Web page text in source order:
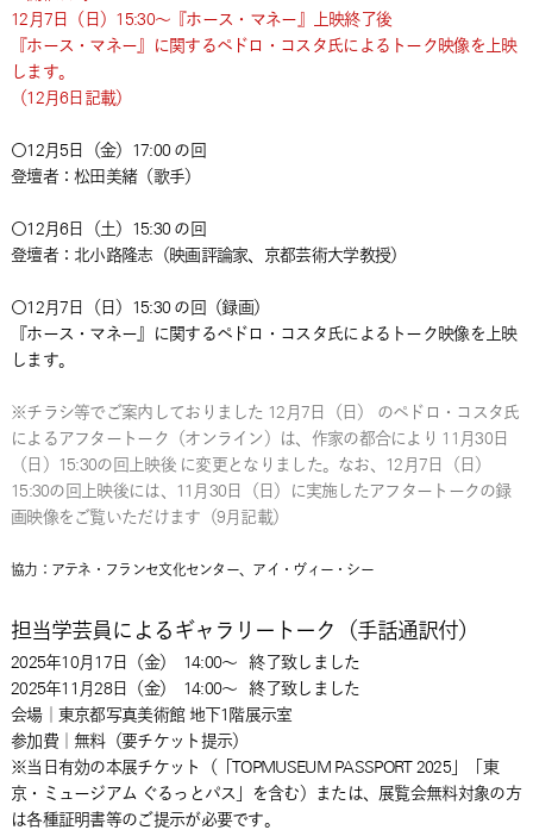
12月7日（日）15:30～『ホース・マネー』上映終了後
『ホース・マネー』に関するペドロ・コスタ氏によるトーク映像を上映
します。
（12月6日記載）
〇12月5日（金）17:00 の回
登壇者：松田美緒（歌手）
〇12月6日（土）15:30 の回
登壇者：北小路隆志（映画評論家、京都芸術大学教授）
〇12月7日（日）15:30 の回（録画）
『ホース・マネー』に関するペドロ・コスタ氏によるトーク映像を上映
します。
※チラシ等でご案内しておりました 12月7日（日） のペドロ・コスタ氏
によるアフタートーク（オンライン）は、作家の都合により 11月30日
（日）15:30の回上映後 に変更となりました。なお、12月7日（日）
15:30の回上映後には、11月30日（日）に実施したアフタートークの録
画映像をご覧いただけます（9月記載）
協力：アテネ・フランセ文化センター、アイ・ヴィー・シー
担当学芸員によるギャラリートーク（手話通訳付）
2025年10月17日 （金） 14:00～終了致しました
2025年11月28日
（金） 14:00～終了致しました
会場｜東京都写真美術館 地下1階展示室
参加費｜無料（要チケット提示）
※当日有効の本展チケット（「TOPMUSEUM PASSPORT 2025」「東
京・ミュージアム ぐるっとパス」を含む）または、展覧会無料対象の方
は各種証明書等のご提示が必要です。